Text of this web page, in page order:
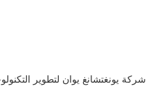
شركة يونغتشانغ يوان لتطوير